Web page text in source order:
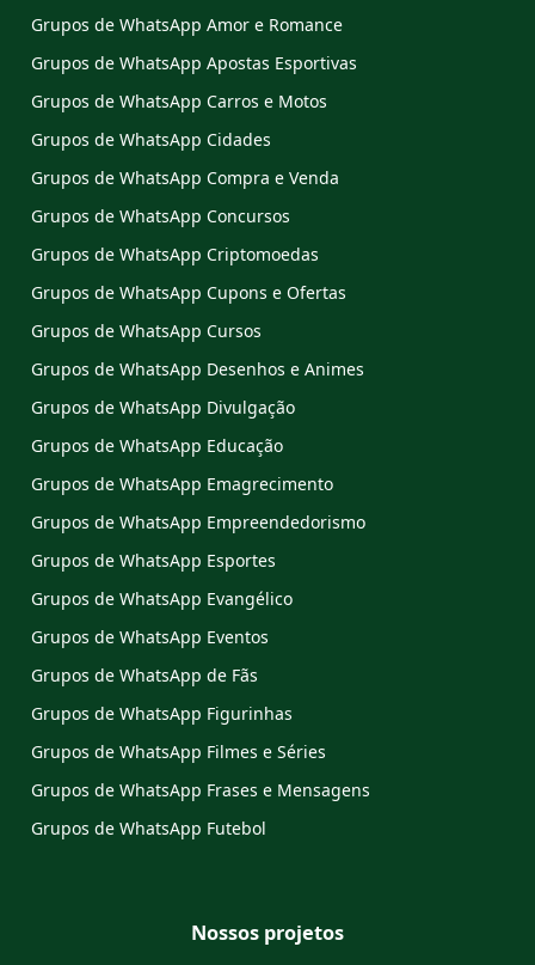
Grupos de WhatsApp Amor e Romance
Grupos de WhatsApp Apostas Esportivas
Grupos de WhatsApp Carros e Motos
Grupos de WhatsApp Cidades
Grupos de WhatsApp Compra e Venda
Grupos de WhatsApp Concursos
Grupos de WhatsApp Criptomoedas
Grupos de WhatsApp Cupons e Ofertas
Grupos de WhatsApp Cursos
Grupos de WhatsApp Desenhos e Animes
Grupos de WhatsApp Divulgação
Grupos de WhatsApp Educação
Grupos de WhatsApp Emagrecimento
Grupos de WhatsApp Empreendedorismo
Grupos de WhatsApp Esportes
Grupos de WhatsApp Evangélico
Grupos de WhatsApp Eventos
Grupos de WhatsApp de Fãs
Grupos de WhatsApp Figurinhas
Grupos de WhatsApp Filmes e Séries
Grupos de WhatsApp Frases e Mensagens
Grupos de WhatsApp Futebol
Nossos projetos